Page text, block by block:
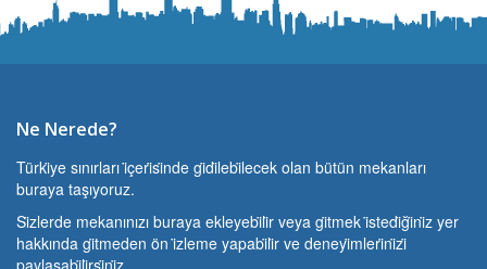
Ne Nerede?
Türki̇ye sınırları i̇çeri̇si̇nde gi̇di̇lebi̇lecek olan bütün mekanları
buraya taşıyoruz.
Si̇zlerde mekanınızı buraya ekleyebi̇li̇r veya gi̇tmek i̇stedi̇ği̇ni̇z yer
hakkında gi̇tmeden ön i̇zleme yapabi̇li̇r ve deneyi̇mleri̇ni̇zi̇